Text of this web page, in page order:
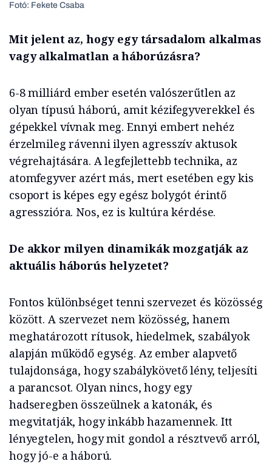
Fotó: Fekete Csaba
Mit jelent az, hogy egy társadalom alkalmas
vagy alkalmatlan a háborúzásra?
6-8 milliárd ember esetén valószerűtlen az
olyan típusú háború, amit kézifegyverekkel és
gépekkel vívnak meg. Ennyi embert nehéz
érzelmileg rávenni ilyen agresszív aktusok
végrehajtására. A legfejlettebb technika, az
atomfegyver azért más, mert esetében egy kis
csoport is képes egy egész bolygót érintő
agresszióra. Nos, ez is kultúra kérdése.
De akkor milyen dinamikák mozgatják az
aktuális háborús helyzetet?
Fontos különbséget tenni szervezet és közösség
között. A szervezet nem közösség, hanem
meghatározott rítusok, hiedelmek, szabályok
alapján működő egység. Az ember alapvető
tulajdonsága, hogy szabálykövető lény, teljesíti
a parancsot. Olyan nincs, hogy egy
hadseregben összeülnek a katonák, és
megvitatják, hogy inkább hazamennek. Itt
lényegtelen, hogy mit gondol a résztvevő arról,
hogy jó-e a háború.